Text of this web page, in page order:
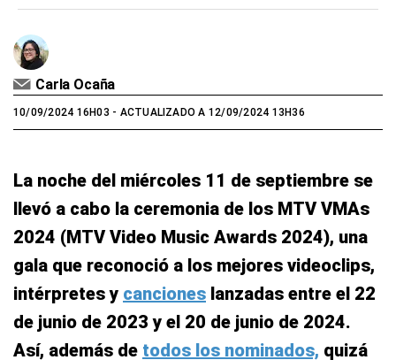
Carla Ocaña
10/09/2024 16H03 - ACTUALIZADO A 12/09/2024 13H36
La noche del miércoles 11 de septiembre se
llevó a cabo la ceremonia de los MTV VMAs
2024 (MTV Video Music Awards 2024), una
gala que reconoció a los mejores videoclips,
intérpretes y canciones lanzadas entre el 22
de junio de 2023 y el 20 de junio de 2024.
Así, además de todos los nominados, quizá